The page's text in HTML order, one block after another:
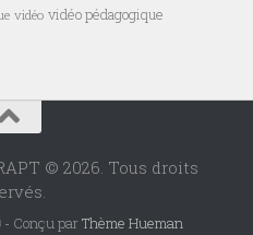
vidéo vidéo pédagogique
© 2026. Tous droits
- Conçu parThème Hueman